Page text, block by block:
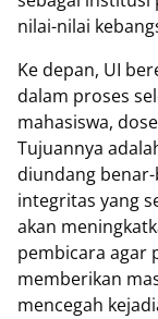
nilai-nilai
Ke depan, UI
dalam proses
mahasiswa,
Tujuannya
diundang
integritas yang
akan
pembicara agar
memberikan
mencegah